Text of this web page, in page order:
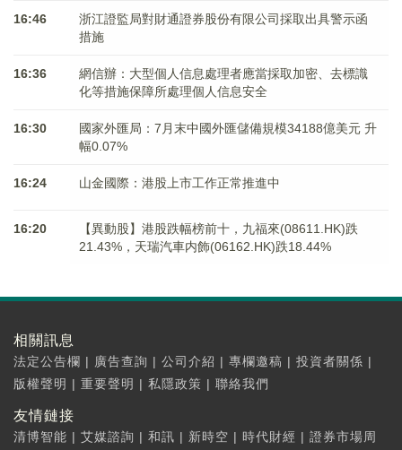
16:46
浙江證監局對財通證券股份有限公司採取出具警示函
措施
16:36
網信辦：大型個人信息處理者應當採取加密、去標識
化等措施保障所處理個人信息安全
16:30
國家外匯局：7月末中國外匯儲備規模34188億美元 升
幅0.07%
16:24 山金國際：港股上市工作正常推進中
16:20
【異動股】港股跌幅榜前十，九福來(08611.HK)跌
21.43%，天瑞汽車内飾(06162.HK)跌18.44%
相關訊息
法定公告欄 | 廣告查詢 | 公司介紹 | 專欄邀稿 | 投資者關係 |
版權聲明 | 重要聲明 | 私隱政策 | 聯絡我們
友情鏈接
清博智能 | 艾媒諮詢 | 和訊 | 新時空 | 時代財經 | 證券市場周